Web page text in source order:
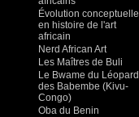
Évolution conceptuelle
en histoire de l'art
africain
Nerd African Art
Les Maîtres de Buli
Le Bwame du Léopard
des Babembe (Kivu-
Congo)
Oba du Benin